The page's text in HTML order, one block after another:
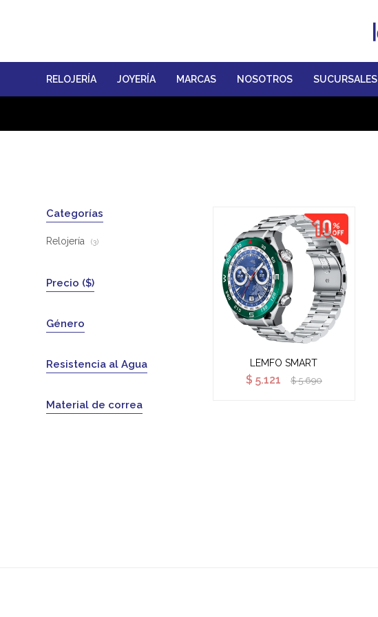
RELOJERÍA JOYERÍA MARCAS NOSOTROS SUCURSALES
LEMFO SMART
$ 5.121 $ 5.690
Categorías
Relojería (3)
Precio ($)
Género
Resistencia al Agua
Material de correa